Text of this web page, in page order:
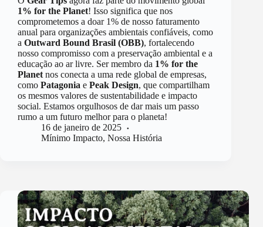
1% for the Planet! Isso significa que nos
comprometemos a doar 1% de nosso faturamento
anual para organizações ambientais confiáveis, como
a Outward Bound Brasil (OBB), fortalecendo
nosso compromisso com a preservação ambiental e a
educação ao ar livre. Ser membro da 1% for the
Planet nos conecta a uma rede global de empresas,
como Patagonia e Peak Design, que compartilham
os mesmos valores de sustentabilidade e impacto
social. Estamos orgulhosos de dar mais um passo
rumo a um futuro melhor para o planeta!
16 de janeiro de 2025
Mínimo Impacto, Nossa História